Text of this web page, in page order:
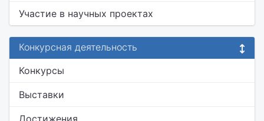
Участие в научных проектах
Конкурсная деятельность
Конкурсы
Выставки
Достижения